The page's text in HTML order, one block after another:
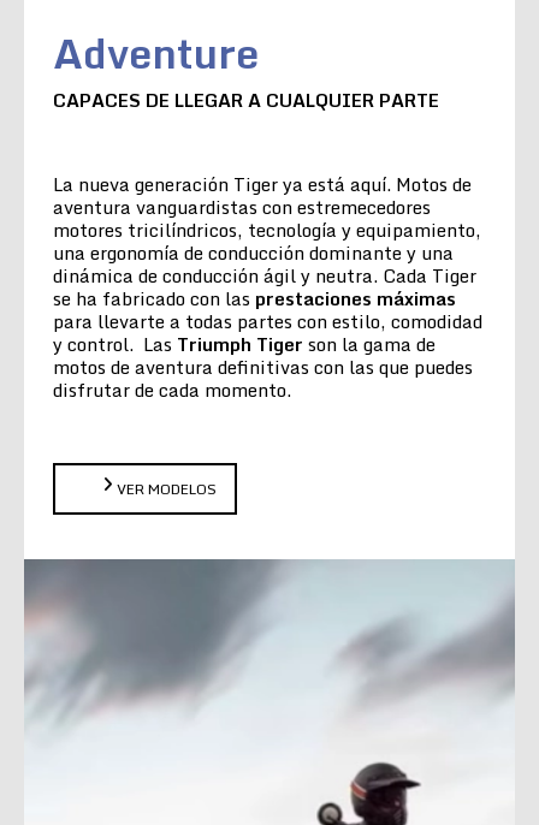
Adventure
CAPACES DE LLEGAR A CUALQUIER PARTE
La nueva generación Tiger ya está aquí. Motos de
aventura vanguardistas con estremecedores
motores tricilíndricos, tecnología y equipamiento,
una ergonomía de conducción dominante y una
dinámica de conducción ágil y neutra. Cada Tiger
se ha fabricado con las prestaciones máximas
para llevarte a todas partes con estilo, comodidad
y control. Las Triumph Tiger son la gama de
motos de aventura definitivas con las que puedes
disfrutar de cada momento.
VER MODELOS